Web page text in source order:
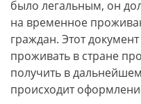
было легальным, он
на временное
граждан. Этот
проживать в стране
получить в
происходит